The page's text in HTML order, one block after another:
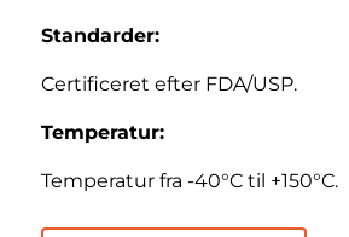
Standarder:
Certificeret efter FDA/USP.
Temperatur:
Temperatur fra -40°C til +150°C.